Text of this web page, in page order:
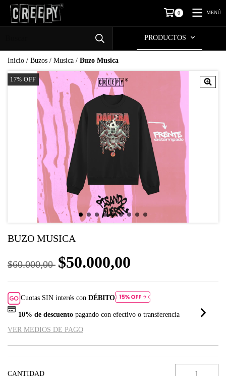
0 MENÚ
PRODUCTOS
Inicio / Buzos / Musica / Buzo Musica
17% OFF
BUZO MUSICA
$60.000,00 $50.000,00
Cuotas SIN interés conDÉBITO
10% de descuentopagando con efectivo o transferencia
VER MEDIOS DE PAGO
CANTIDAD